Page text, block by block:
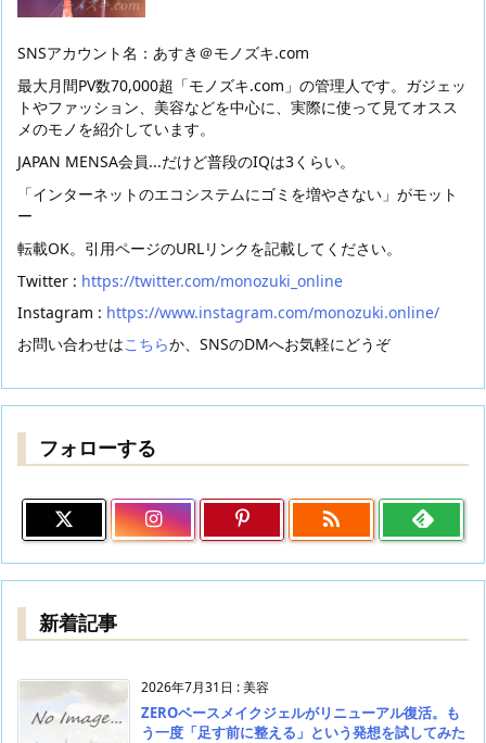
SNSアカウント名：あすき＠モノズキ.com
最大月間PV数70,000超「モノズキ.com」の管理人です。ガジェッ
トやファッション、美容などを中心に、実際に使って見てオスス
メのモノを紹介しています。
JAPAN MENSA会員...だけど普段のIQは3くらい。
「インターネットのエコシステムにゴミを増やさない」がモット
ー
転載OK。引用ページのURLリンクを記載してください。
Twitter : https://twitter.com/monozuki_online
Instagram : https://www.instagram.com/monozuki.online/
お問い合わせはこちらか、SNSのDMへお気軽にどうぞ
フォローする

新着記事
2026年7月31日 :美容
ZEROベースメイクジェルがリニューアル復活。も
う一度「足す前に整える」という発想を試してみた